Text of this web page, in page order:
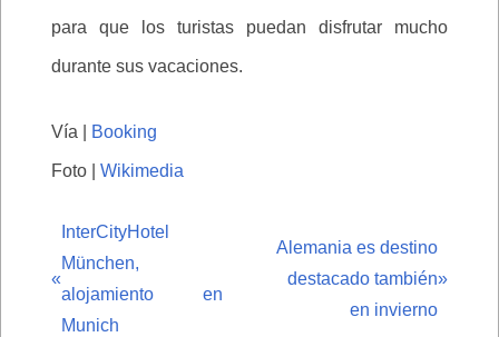
para que los turistas puedan disfrutar mucho
durante sus vacaciones.
Vía | Booking
Foto | Wikimedia
«
InterCityHotel
München,
alojamiento en
Munich
Alemania es destino
destacado también
en invierno
»